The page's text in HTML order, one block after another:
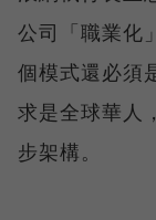
公司「職業化
個模式還必須
求是全球華人
步架構。